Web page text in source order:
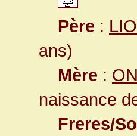
Père :
ans)
Mère :
naissance
Freres/